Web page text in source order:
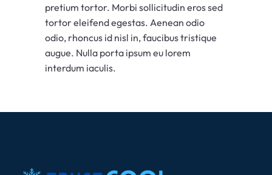
pretium tortor. Morbi sollicitudin eros sed
tortor eleifend egestas. Aenean odio
odio, rhoncus id nisl in, faucibus tristique
augue. Nulla porta ipsum eu lorem
interdum iaculis.